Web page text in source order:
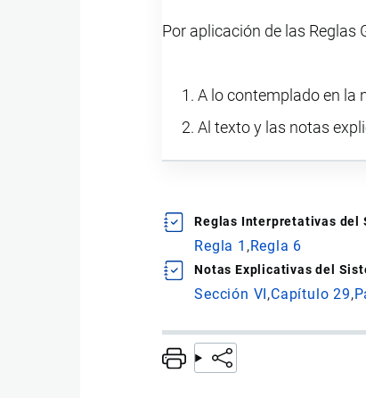
Por aplicación de las Reglas
A lo contemplado en la
Al texto y las notas
Reglas Interpretativas del
Regla 1 Regla 6
Notas Explicativas del
Sección VI Capítulo 29